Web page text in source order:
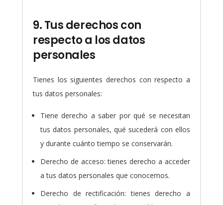
9. Tus derechos con
respecto a los datos
personales
Tienes los siguientes derechos con respecto a
tus datos personales:
Tiene derecho a saber por qué se necesitan
tus datos personales, qué sucederá con ellos
y durante cuánto tiempo se conservarán.
Derecho de acceso: tienes derecho a acceder
a tus datos personales que conocemos.
Derecho de rectificación: tienes derecho a